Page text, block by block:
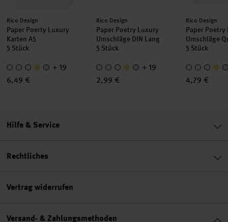
Hersteller:
Rico Design
Paper Poerty Luxury
Karten A5
5 Stück
+ 19
6,49 €
Hersteller:
Rico Design
Paper Poetry Luxury
Umschläge DIN Lang
5 Stück
+ 19
2,99 €
Hersteller:
Rico Design
Paper Poetry
Umschläge
5 Stück
4,79 €
Hilfe & Service
Rechtliches
Vertrag widerrufen
Versand- & Zahlungsmethoden